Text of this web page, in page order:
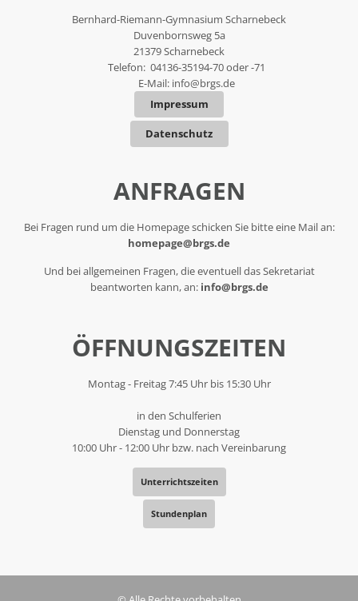
Bernhard-Riemann-Gymnasium Scharnebeck
Duvenbornsweg 5a
21379 Scharnebeck
Telefon: 04136-35194-70 oder -71
E-Mail: info@brgs.de
Impressum
Datenschutz
ANFRAGEN
Bei Fragen rund um die Homepage schicken Sie bitte eine Mail an:
homepage@brgs.de
Und bei allgemeinen Fragen, die eventuell das Sekretariat
beantworten kann, an: info@brgs.de
ÖFFNUNGSZEITEN
Montag - Freitag 7:45 Uhr bis 15:30 Uhr
in den Schulferien
Dienstag und Donnerstag
10:00 Uhr - 12:00 Uhr bzw. nach Vereinbarung
Unterrichtszeiten
Stundenplan